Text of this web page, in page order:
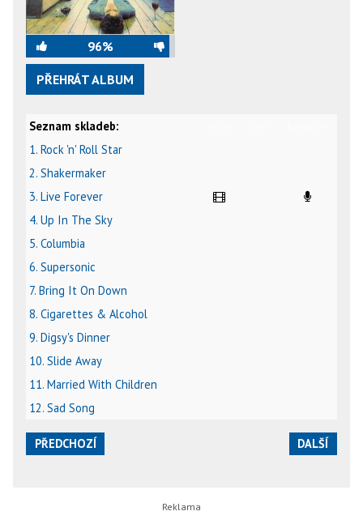
96%
PŘEHRÁT ALBUM
Seznam skladeb:
1. Rock 'n' Roll Star
2. Shakermaker
3. Live Forever
4. Up In The Sky
5. Columbia
6. Supersonic
7. Bring It On Down
8. Cigarettes & Alcohol
9. Digsy's Dinner
10. Slide Away
11. Married With Children
12. Sad Song
PŘEDCHOZÍ DALŠÍ